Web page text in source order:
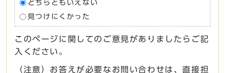
どちらともいえない
見つけにくかった
このページに関してのご意見がありましたらご記
入ください。
（注意）お答えが必要なお問い合わせは、直接担